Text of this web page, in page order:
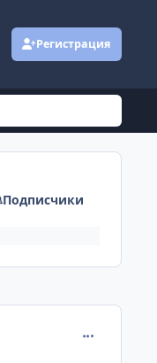
Регистрация
Подписчики